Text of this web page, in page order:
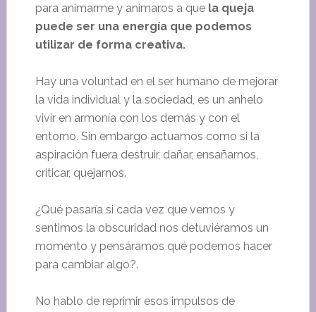
para animarme y animaros a que la queja
puede ser una energía que podemos
utilizar de forma creativa.
Hay una voluntad en el ser humano de mejorar
la vida individual y la sociedad, es un anhelo
vivir en armonía con los demás y con el
entorno. Sin embargo actuamos como si la
aspiración fuera destruir, dañar, ensañarnos,
criticar, quejarnos.
¿Qué pasaría si cada vez que vemos y
sentimos la obscuridad nos detuviéramos un
momento y pensáramos qué podemos hacer
para cambiar algo?.
No hablo de reprimir esos impulsos de